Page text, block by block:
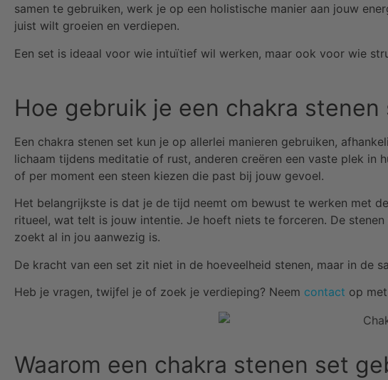
samen te gebruiken, werk je op een holistische manier aan jouw
juist wilt groeien en verdiepen.
Een set is ideaal voor wie intuïtief wil werken, maar ook voor wie
Hoe gebruik je een chakra stenen
Een chakra stenen set kun je op allerlei manieren gebruiken,
lichaam tijdens meditatie of rust, anderen creëren een vaste plek
of per moment een steen kiezen die past bij jouw gevoel.
Het belangrijkste is dat je de tijd neemt om bewust te werken met
ritueel, wat telt is jouw intentie. Je hoeft niets te forceren. De
zoekt al in jou aanwezig is.
De kracht van een set zit niet in de hoeveelheid stenen, maar in de
Heb je vragen, twijfel je of zoek je verdieping? Neem contact op
Waarom een chakra stenen set